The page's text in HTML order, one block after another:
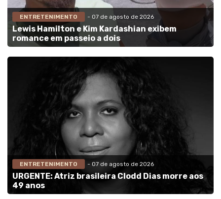
ENTRETENIMENTO - 07 de agosto de 2026
Lewis Hamilton e Kim Kardashian exibem
romance em passeio a dois
ENTRETENIMENTO - 07 de agosto de 2026
URGENTE: Atriz brasileira Clodd Dias morre aos
49 anos